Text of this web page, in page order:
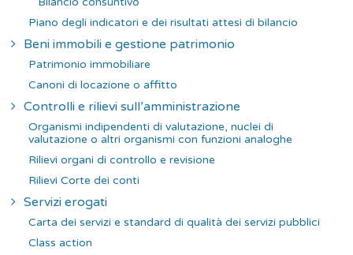
Piano degli indicatori e dei risultati attesi di bilancio
Beni immobili e gestione patrimonio
Patrimonio immobiliare
Canoni di locazione o affitto
Controlli e rilievi sull’amministrazione
Organismi indipendenti di valutazione, nuclei di
valutazione o altri organismi con funzioni analoghe
Rilievi organi di controllo e revisione
Rilievi Corte dei conti
Servizi erogati
Carta dei servizi e standard di qualità dei servizi pubblici
Class action